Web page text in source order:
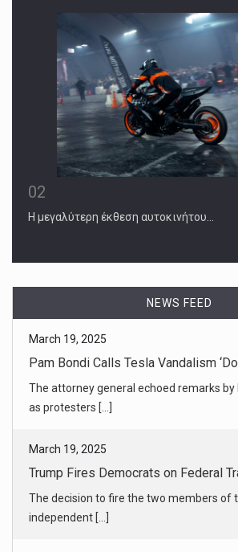
02
Η μεγαλύτερη έκθεση αυτοκινήτου…
NEWS FEED
March 19, 2025
Trump Fires Democrats on Federal
The decision to fire the two members of
independent [...]
March 18, 2025
Did Trump Officials Defy a Court
A New York Times review of flight data
Trump administrat [...]